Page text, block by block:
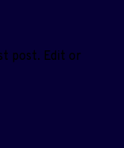
post. Edit or